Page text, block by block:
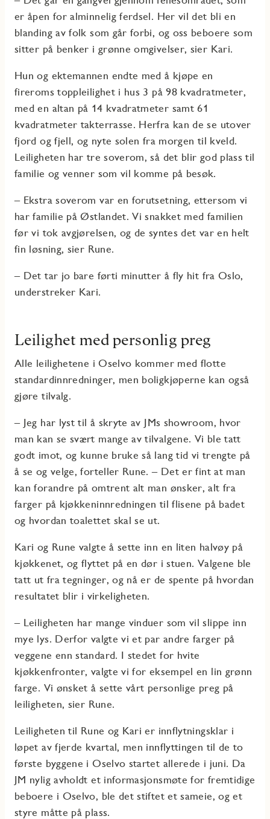
er åpen for alminnelig ferdsel. Her vil det bli en
blanding av folk som går forbi, og oss beboere som
sitter på benker i grønne omgivelser, sier Kari.
Hun og ektemannen endte med å kjøpe en
fireroms toppleilighet i hus 3 på 98 kvadratmeter,
med en altan på 14 kvadratmeter samt 61
kvadratmeter takterrasse. Herfra kan de se utover
fjord og fjell, og nyte solen fra morgen til kveld.
Leiligheten har tre soverom, så det blir god plass til
familie og venner som vil komme på besøk.
– Ekstra soverom var en forutsetning, ettersom vi
har familie på Østlandet. Vi snakket med familien
før vi tok avgjørelsen, og de syntes det var en helt
fin løsning, sier Rune.
– Det tar jo bare førti minutter å fly hit fra Oslo,
understreker Kari.
Leilighet med personlig preg
Alle leilighetene i Oselvo kommer med flotte
standardinnredninger, men boligkjøperne kan også
gjøre tilvalg.
– Jeg har lyst til å skryte av JMs showroom, hvor
man kan se svært mange av tilvalgene. Vi ble tatt
godt imot, og kunne bruke så lang tid vi trengte på
å se og velge, forteller Rune. – Det er fint at man
kan forandre på omtrent alt man ønsker, alt fra
farger på kjøkkeninnredningen til flisene på badet
og hvordan toalettet skal se ut.
Kari og Rune valgte å sette inn en liten halvøy på
kjøkkenet, og flyttet på en dør i stuen. Valgene ble
tatt ut fra tegninger, og nå er de spente på hvordan
resultatet blir i virkeligheten.
– Leiligheten har mange vinduer som vil slippe inn
mye lys. Derfor valgte vi et par andre farger på
veggene enn standard. I stedet for hvite
kjøkkenfronter, valgte vi for eksempel en lin grønn
farge. Vi ønsket å sette vårt personlige preg på
leiligheten, sier Rune.
Leiligheten til Rune og Kari er innflytningsklar i
løpet av fjerde kvartal, men innflyttingen til de to
første byggene i Oselvo startet allerede i juni. Da
JM nylig avholdt et informasjonsmøte for fremtidige
beboere i Oselvo, ble det stiftet et sameie, og et
styre måtte på plass.